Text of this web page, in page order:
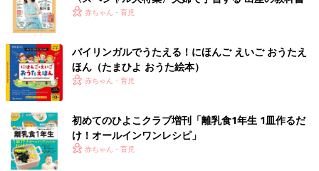
赤ちゃん・育児
バイリンガルでうたえる！にほんご えいご おうたえ
ほん（たまひよ おうた絵本）
赤ちゃん・育児
初めてのひよこクラブ増刊「離乳食1年生 1皿作るだ
け！オールインワン​レシピ」
赤ちゃん・育児